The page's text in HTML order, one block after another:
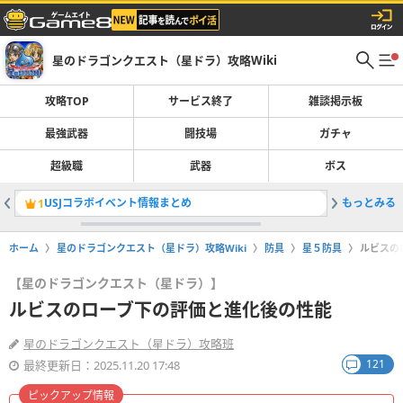
星のドラゴンクエスト（星ドラ）攻略Wiki
攻略TOP サービス終了 雑談掲示板
最強武器 闘技場 ガチャ
超級職 武器 ボス
1USJコラボイベント情報まとめ 2余った
もっとみる
ホーム 星のドラゴンクエスト（星ドラ）攻略Wiki 防具 星５防具 ルビスの
【星のドラゴンクエスト（星ドラ）】
ルビスのローブ下の評価と進化後の性能
星のドラゴンクエスト（星ドラ）攻略班
最終更新日：2025.11.20 17:48
121
ピックアップ情報